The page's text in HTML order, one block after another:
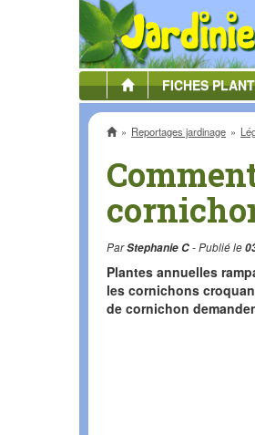
FICHES
AccueilReportages jardinage
ParStephanie C- Publié le
Plantes annuelles
les cornichons
de cornichon